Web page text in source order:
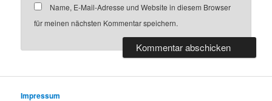
Name, E-Mail-Adresse und Website in diesem Browser
für meinen nächsten Kommentar speichern.
Impressum